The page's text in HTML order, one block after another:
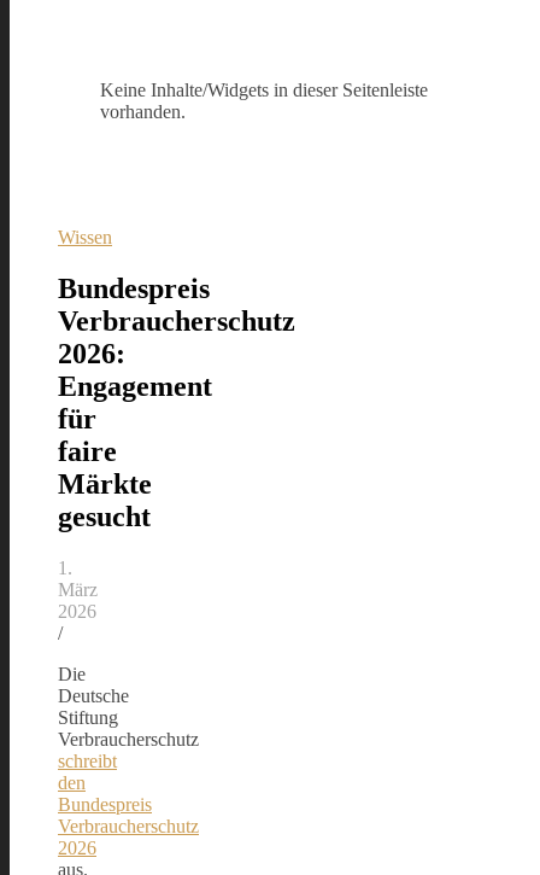
Keine Inhalte/Widgets in dieser Seitenleiste
vorhanden.
Wissen
Bundespreis
Verbraucherschutz
2026:
Engagement
für
faire
Märkte
gesucht
1.
März
2026
/
Die
Deutsche
Stiftung
Verbraucherschutz
schreibt
den
Bundespreis
Verbraucherschutz
2026
aus.